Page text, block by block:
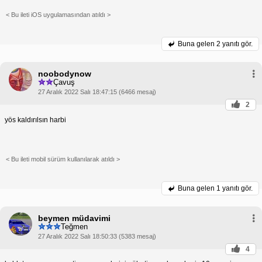
bulabilirler. Örneğin, tıp dışı bir biyokimya uzmanı
Veterinerler de TUS'a girerek veterinerlik alanında
ve veterinerlik alanında daha yüksek maaşlı ve
sorumluluk sahibi pozisyonlarda çalışma imkanı
bulabilirler.
gelecek elde edebilirler. Bu nedenle, tıp dışı meslek
< Bu ileti iOS uygulamasından atıldı >
Buna gelen 2 yanıtı gör.
noobodynow
Çavuş
27 Aralık 2022 Salı 18:47:15 (6466 mesaj)
2
yös kaldırılsın harbi
< Bu ileti mobil sürüm kullanılarak atıldı >
Buna gelen 1 yanıtı gör.
beymen müdavimi
Teğmen
27 Aralık 2022 Salı 18:50:33 (5383 mesaj)
4